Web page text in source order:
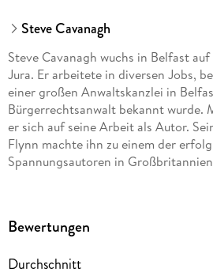
Steve Cavanagh
Steve Cavanagh wuchs in Belfast
Jura. Er arbeitete in diversen Jobs,
einer großen Anwaltskanzlei in
Bürgerrechtsanwalt bekannt
er sich auf seine Arbeit als Autor.
Flynn machte ihn zu einem der
Spannungsautoren in
Bewertungen
Durchschnitt